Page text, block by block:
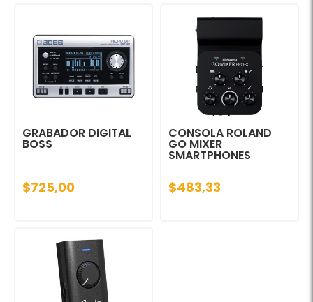
GRABADOR DIGITAL
BOSS
$725,00
CONSOLA ROLAND
GO MIXER
SMARTPHONES
$483,33